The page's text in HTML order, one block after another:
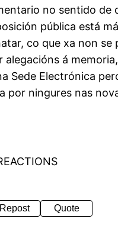
no sentido de
pública está
co que xa non se
alegacións á memoria,
Sede Electrónica
por ningures nas
Repost Quote